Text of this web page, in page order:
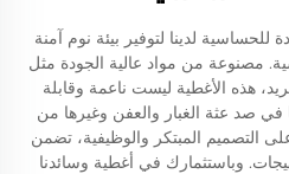
لدينا لتوفير بيئة نوم آمنة
مصنوعة من مواد عالية الجودة مثل
هذه الأغطية ليست ناعمة وقابلة
صد عثة الغبار والعفن وغيرها من
التصميم المبتكر والوظيفية، تضمن
وباستثمارك في أغطية وسائدنا